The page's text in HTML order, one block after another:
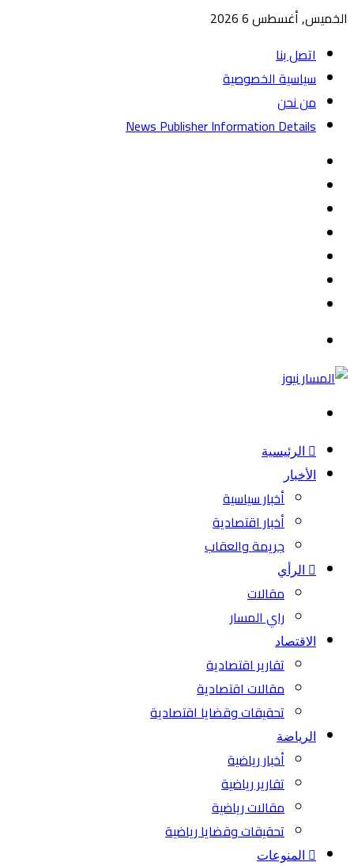
الخميس, أغسطس 6 2026
اتصل بنا
سياسية الخصوصية
من نحن
News Publisher Information Details
الرئيسية
الأخبار
أخبار سياسية
أخبار اقتصادية
جريمة والعقاب
الرأي
مقالات
راي المسار
الاقتصاد
تقارير اقتصادية
مقالات اقتصادية
تحقيقات وقضايا اقتصادية
الرياضة
أخبار رياضية
تقارير رياضية
مقالات رياضية
تحقيقات وقضايا رياضية
المنوعات